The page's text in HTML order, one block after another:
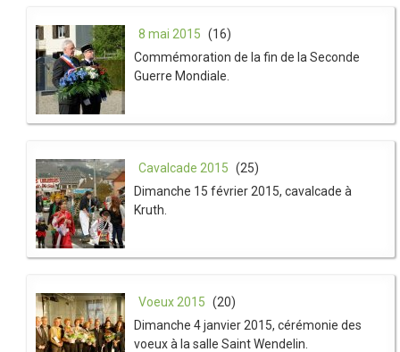
8 mai 2015 (16)
Commémoration de la fin de la Seconde
Guerre Mondiale.
Cavalcade 2015 (25)
Dimanche 15 février 2015, cavalcade à
Kruth.
Voeux 2015 (20)
Dimanche 4 janvier 2015, cérémonie des
voeux à la salle Saint Wendelin.